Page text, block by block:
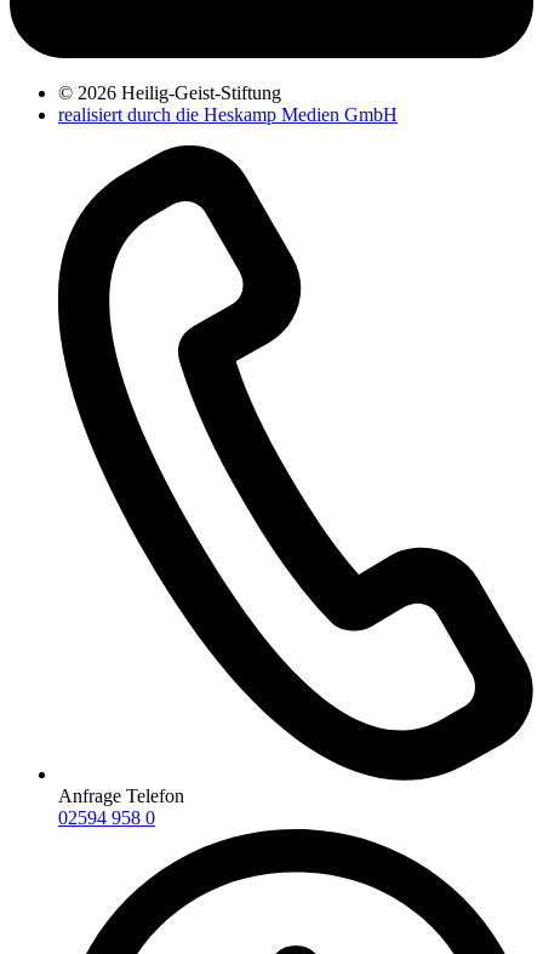
© 2026 Heilig-Geist-Stiftung
realisiert durch die Heskamp Medien GmbH
Anfrage Telefon
02594 958 0